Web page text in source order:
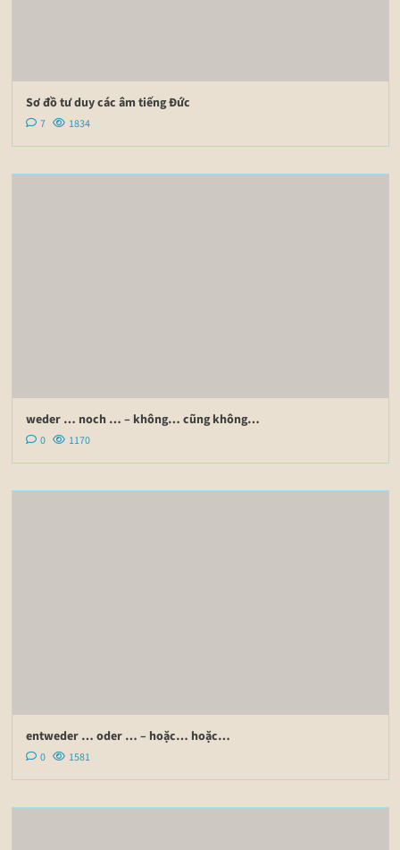
Sơ đồ tư duy các âm tiếng Đức
7 1834
weder … noch … – không… cũng không…
0 1170
entweder … oder … – hoặc… hoặc…
0 1581